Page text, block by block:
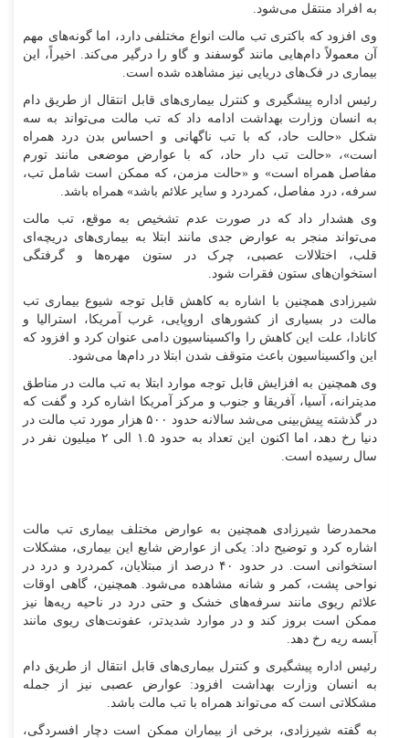
به افراد منتقل می‌شود.
وی افزود که باکتری تب مالت انواع مختلفی دارد، اما گونه‌های مهم
آن معمولاً دام‌هایی مانند گوسفند و گاو را درگیر می‌کند. اخیراً، این
بیماری در فک‌های دریایی نیز مشاهده شده است.
رئیس اداره پیشگیری و کنترل بیماری‌های قابل انتقال از طریق دام
به انسان وزارت بهداشت ادامه داد که تب مالت می‌تواند به سه
شکل «حالت حاد، که با تب ناگهانی و احساس بدن درد همراه
است»، «حالت تب دار حاد، که با عوارض موضعی مانند تورم
مفاصل همراه است» و «حالت مزمن، که ممکن است شامل تب،
سرفه، درد مفاصل، کمردرد و سایر علائم باشد» همراه باشد.
وی هشدار داد که در صورت عدم تشخیص به موقع، تب مالت
می‌تواند منجر به عوارض جدی مانند ابتلا به بیماری‌های دریچه‌ای
قلب، اختلالات عصبی، چرک در ستون مهره‌ها و گرفتگی
استخوان‌های ستون فقرات شود.
شیرزادی همچنین با اشاره به کاهش قابل توجه شیوع بیماری تب
مالت در بسیاری از کشور‌های اروپایی، غرب آمریکا، استرالیا و
کانادا، علت این کاهش را واکسیناسیون دامی عنوان کرد و افزود که
این واکسیناسیون باعث متوقف شدن ابتلا در دام‌ها می‌شود.
وی همچنین به افزایش قابل توجه موارد ابتلا به تب مالت در مناطق
مدیترانه، آسیا، آفریقا و جنوب و مرکز آمریکا اشاره کرد و گفت که
در گذشته پیش‌بینی می‌شد سالانه حدود ۵۰۰ هزار مورد تب مالت در
دنیا رخ دهد، اما اکنون این تعداد به حدود ۱.۵ الی ۲ میلیون نفر در
سال رسیده است.
محمدرضا شیرزادی همچنین به عوارض مختلف بیماری تب مالت
اشاره کرد و توضیح داد: یکی از عوارض شایع این بیماری، مشکلات
استخوانی است. در حدود ۴۰ درصد از مبتلایان، کمردرد و درد در
نواحی پشت، کمر و شانه مشاهده می‌شود. همچنین، گاهی اوقات
علائم ریوی مانند سرفه‌های خشک و حتی درد در ناحیه ریه‌ها نیز
ممکن است بروز کند و در موارد شدیدتر، عفونت‌های ریوی مانند
آبسه ریه رخ دهد.
رئیس اداره پیشگیری و کنترل بیماری‌های قابل انتقال از طریق دام
به انسان وزارت بهداشت افزود: عوارض عصبی نیز از جمله
مشکلاتی است که می‌تواند همراه با تب مالت باشد.
به گفته شیرزادی، برخی از بیماران ممکن است دچار افسردگی،